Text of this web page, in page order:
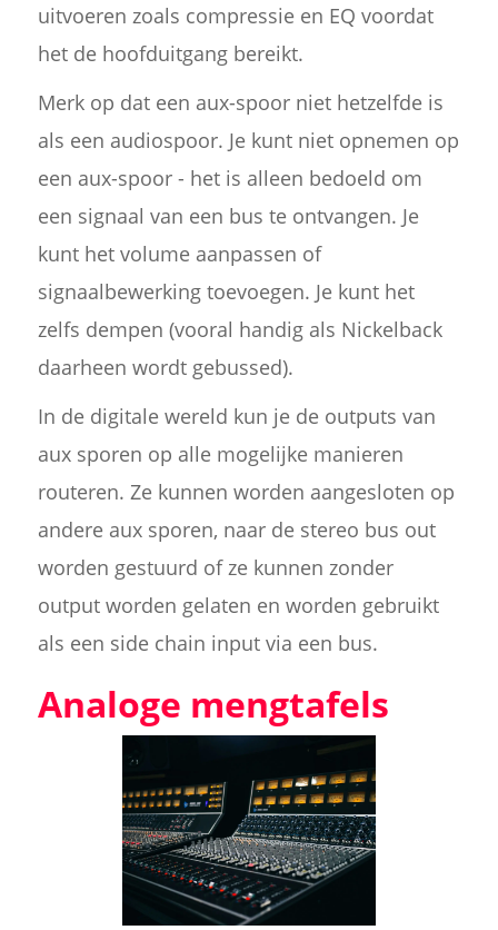
uitvoeren zoals compressie en EQ voordat
het de hoofduitgang bereikt.
Merk op dat een aux-spoor niet hetzelfde is
als een audiospoor. Je kunt niet opnemen op
een aux-spoor - het is alleen bedoeld om
een signaal van een bus te ontvangen. Je
kunt het volume aanpassen of
signaalbewerking toevoegen. Je kunt het
zelfs dempen (vooral handig als Nickelback
daarheen wordt gebussed).
In de digitale wereld kun je de outputs van
aux sporen op alle mogelijke manieren
routeren. Ze kunnen worden aangesloten op
andere aux sporen, naar de stereo bus out
worden gestuurd of ze kunnen zonder
output worden gelaten en worden gebruikt
als een side chain input via een bus.
Analoge mengtafels